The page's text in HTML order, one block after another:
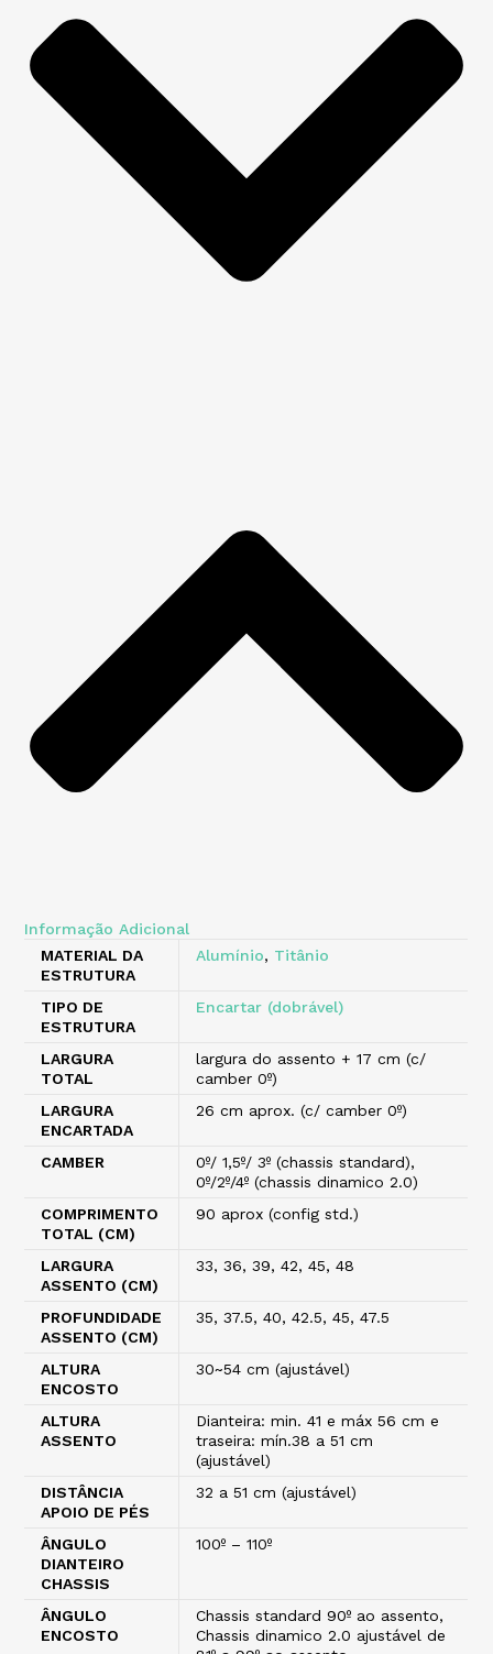
Informação Adicional
MATERIAL DA
ESTRUTURA
Alumínio, Titânio
TIPO DE
ESTRUTURA
Encartar (dobrável)
LARGURA
TOTAL
largura do assento + 17 cm (c/
camber 0º)
LARGURA
ENCARTADA
26 cm aprox. (c/ camber 0º)
CAMBER
0º/ 1,5º/ 3º (chassis standard),
0º/2º/4º (chassis dinamico 2.0)
COMPRIMENTO
TOTAL (CM)
90 aprox (config std.)
LARGURA
ASSENTO (CM)
33, 36, 39, 42, 45, 48
PROFUNDIDADE
ASSENTO (CM)
35, 37.5, 40, 42.5, 45, 47.5
ALTURA
ENCOSTO
30~54 cm (ajustável)
ALTURA
ASSENTO
Dianteira: min. 41 e máx 56 cm e
traseira: mín.38 a 51 cm
(ajustável)
DISTÂNCIA
APOIO DE PÉS
32 a 51 cm (ajustável)
ÂNGULO
DIANTEIRO
CHASSIS
100º – 110º
ÂNGULO
ENCOSTO
Chassis standard 90º ao assento,
Chassis dinamico 2.0 ajustável de